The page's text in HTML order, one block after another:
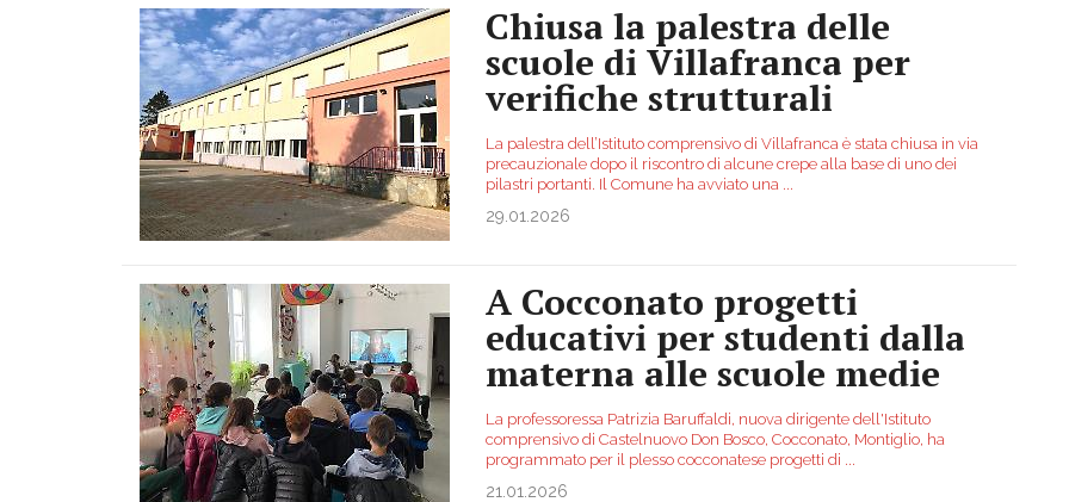
Chiusa la palestra delle
scuole di Villafranca per
verifiche strutturali
La palestra dell’Istituto comprensivo di Villafranca è stata chiusa in via
precauzionale dopo il riscontro di alcune crepe alla base di uno dei
pilastri portanti. Il Comune ha avviato una
29.01.2026
A Cocconato progetti
educativi per studenti dalla
materna alle scuole medie
La professoressa Patrizia Baruffaldi, nuova dirigente dell'Istituto
comprensivo di Castelnuovo Don Bosco, Cocconato, Montiglio, ha
programmato per il plesso cocconatese progetti di
21.01.2026